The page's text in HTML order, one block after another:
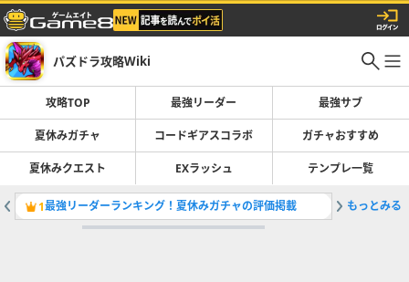
パズドラ攻略Wiki
攻略TOP 最強リーダー 最強サブ
夏休みガチャ コードギアスコラボ ガチャおすすめ
夏休みクエスト EXラッシュ テンプレ一覧
1最強リーダーランキング！夏休みガチャの評価掲載 2コード
もっとみる